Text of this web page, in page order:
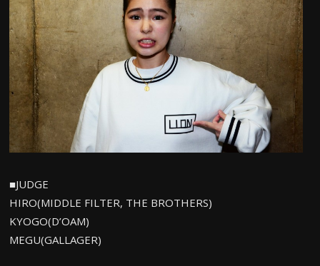
■JUDGE
HIRO(MIDDLE FILTER, THE BROTHERS)
KYOGO(D’OAM)
MEGU(GALLAGER)